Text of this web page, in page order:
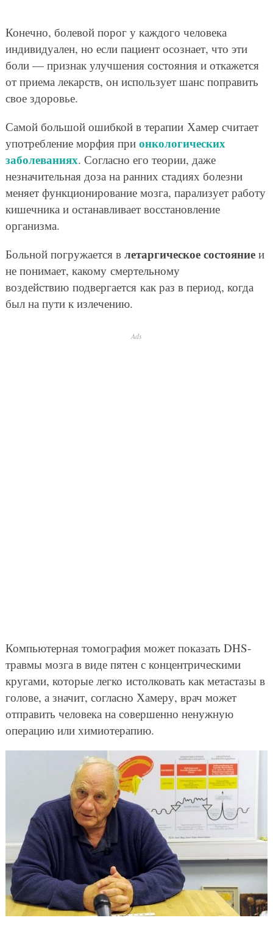
Конечно, болевой порог у каждого человека
индивидуален, но если пациент осознает, что эти
боли — признак улучшения состояния и откажется
от приема лекарств, он использует шанс поправить
свое здоровье.
Самой большой ошибкой в терапии Хамер считает
употребление морфия при онкологических
заболеваниях. Согласно его теории, даже
незначительная доза на ранних стадиях болезни
меняет функционирование мозга, парализует работу
кишечника и останавливает восстановление
организма.
Больной погружается в летаргическое состояниеи
не понимает, какому смертельному
воздействию подвергается как раз в период, когда
был на пути к излечению.
Ads
Компьютерная томография может показать DHS-
травмы мозга в виде пятен с концентрическими
кругами, которые легко истолковать как метастазы в
голове, а значит, согласно Хамеру, врач может
отправить человека на совершенно ненужную
операцию или химиотерапию.